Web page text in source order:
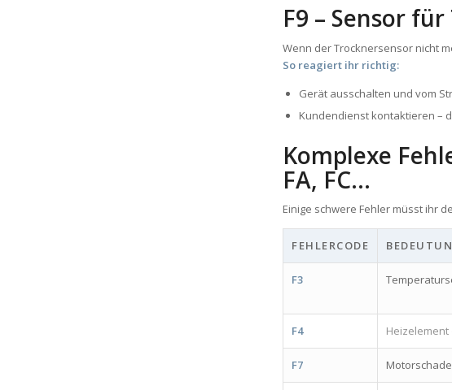
F9 – Sensor
Wenn der Trocknersensor nicht
So reagiert ihr richtig:
Gerät ausschalten und vom
Kundendienst kontaktieren –
Komplexe
FA, FC…
Einige schwere Fehler müsst ihr
FEHLERCODE
F3
F4
F7